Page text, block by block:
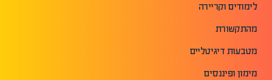
לימודים וקריירה
מהתקשורת
מטבעות דיגיטליים
מימון ופיננסים